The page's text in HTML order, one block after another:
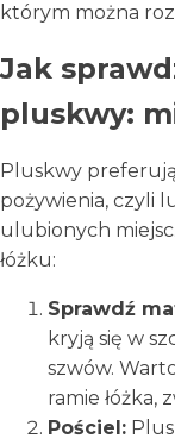
którym można
Jak
pluskwy:
Pluskwy
pożywienia, czyli
ulubionych
łóżku:
Sprawdź
kryją się w
szwów.
ramie łóżka,
Pościel: